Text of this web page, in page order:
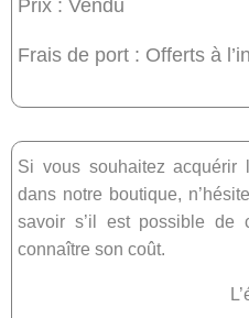
Prix : Vendu
Frais de port : Offerts à
Si vous souhaitez acquérir
dans notre boutique,
savoir s’il est possible de
connaître son coût.